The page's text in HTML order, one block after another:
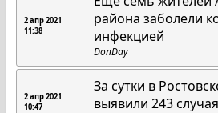
2 апр 2021
11:38
района заболели
инфекцией
DonDay
2 апр 2021
10:47
За сутки в
выявили 243